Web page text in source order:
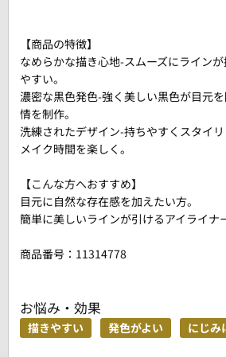
【商品の特徴】
なめらかな描き心地-スムーズにライン
やすい。
濃密な黒色発色-強く美しい黒色が目元
情を制作。
洗練されたデザイン-持ちやすくスタイ
メイク時間を楽しく。
【こんな方へおすすめ】
目元に自然な存在感を加えたい方。
簡単に美しいラインが引けるアイライナ
商品番号： 11314778
お悩み・効果
描きやすい 発色がよい にじみ